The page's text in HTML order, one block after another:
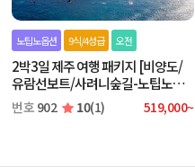
노팁노옵션 9식/4성급 오전
2박3일 제주 여행 패키지 [비양도/
유람선보트/사려니숲길-노팁노옵
션]
번호 902 10(1) 519,000~